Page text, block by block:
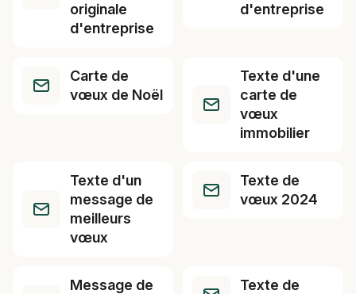
originale
d'entreprise
d'entreprise
Carte de
vœux de Noël
Texte d'une
carte de
vœux
immobilier
Texte d'un
message de
meilleurs
vœux
Texte de
vœux 2024
Message de
Texte de